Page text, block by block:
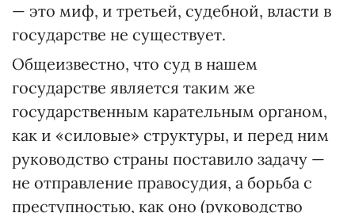
— это миф, и третьей, судебной, власти в
государстве не существует.
Общеизвестно, что суд в нашем
государстве является таким же
государственным карательным органом,
как и «силовые» структуры, и перед ним
руководство страны поставило задачу —
не отправление правосудия, а борьба с
преступностью, как оно (руководство